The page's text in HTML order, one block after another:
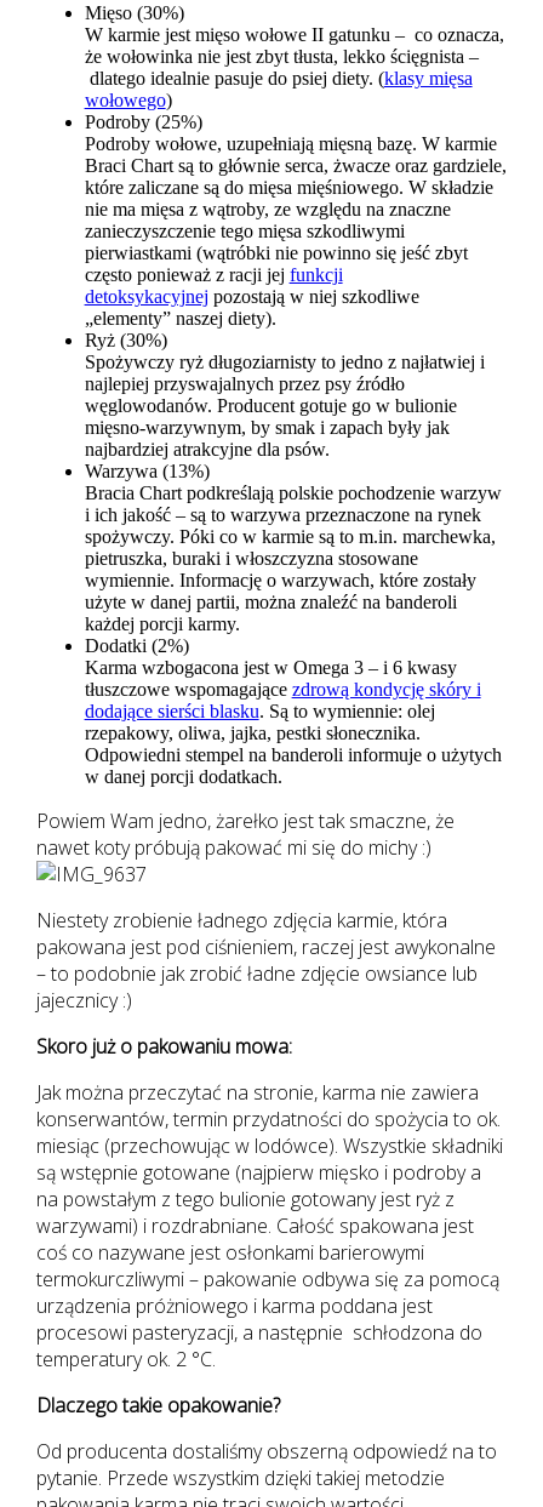
Mięso (30%)
W karmie jest mięso wołowe II gatunku – co oznacza,
że wołowinka nie jest zbyt tłusta, lekko ścięgnista –
dlatego idealnie pasuje do psiej diety. (klasy mięsa
wołowego)
Podroby (25%)
Podroby wołowe, uzupełniają mięsną bazę. W karmie
Braci Chart są to głównie serca, żwacze oraz gardziele,
które zaliczane są do mięsa mięśniowego. W składzie
nie ma mięsa z wątroby, ze względu na znaczne
zanieczyszczenie tego mięsa szkodliwymi
pierwiastkami (wątróbki nie powinno się jeść zbyt
często ponieważ z racji jej funkcji
detoksykacyjnej pozostają w niej szkodliwe
„elementy” naszej diety).
Ryż (30%)
Spożywczy ryż długoziarnisty to jedno z najłatwiej i
najlepiej przyswajalnych przez psy źródło
węglowodanów. Producent gotuje go w bulionie
mięsno-warzywnym, by smak i zapach były jak
najbardziej atrakcyjne dla psów.
Warzywa (13%)
Bracia Chart podkreślają polskie pochodzenie warzyw
i ich jakość – są to warzywa przeznaczone na rynek
spożywczy. Póki co w karmie są to m.in. marchewka,
pietruszka, buraki i włoszczyzna stosowane
wymiennie. Informację o warzywach, które zostały
użyte w danej partii, można znaleźć na banderoli
każdej porcji karmy.
Dodatki (2%)
Karma wzbogacona jest w Omega 3 – i 6 kwasy
tłuszczowe wspomagające zdrową kondycję skóry i
dodające sierści blasku. Są to wymiennie: olej
rzepakowy, oliwa, jajka, pestki słonecznika.
Odpowiedni stempel na banderoli informuje o użytych
w danej porcji dodatkach.
Powiem Wam jedno, żarełko jest tak smaczne, że
nawet koty próbują pakować mi się do michy :)
Niestety zrobienie ładnego zdjęcia karmie, która
pakowana jest pod ciśnieniem, raczej jest awykonalne
– to podobnie jak zrobić ładne zdjęcie owsiance lub
jajecznicy :)
Skoro już o pakowaniu mowa:
Jak można przeczytać na stronie, karma nie zawiera
konserwantów, termin przydatności do spożycia to ok.
miesiąc (przechowując w lodówce). Wszystkie składniki
są wstępnie gotowane (najpierw mięsko i podroby a
na powstałym z tego bulionie gotowany jest ryż z
warzywami) i rozdrabniane. Całość spakowana jest
coś co nazywane jest osłonkami barierowymi
termokurczliwymi – pakowanie odbywa się za pomocą
urządzenia próżniowego i karma poddana jest
procesowi pasteryzacji, a następnie schłodzona do
temperatury ok. 2 °C.
Dlaczego takie opakowanie?
Od producenta dostaliśmy obszerną odpowiedź na to
pytanie. Przede wszystkim dzięki takiej metodzie